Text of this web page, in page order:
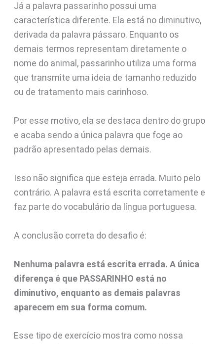
Já a palavra passarinho possui uma
característica diferente. Ela está no diminutivo,
derivada da palavra pássaro. Enquanto os
demais termos representam diretamente o
nome do animal, passarinho utiliza uma forma
que transmite uma ideia de tamanho reduzido
ou de tratamento mais carinhoso.
Por esse motivo, ela se destaca dentro do grupo
e acaba sendo a única palavra que foge ao
padrão apresentado pelas demais.
Isso não significa que esteja errada. Muito pelo
contrário. A palavra está escrita corretamente e
faz parte do vocabulário da língua portuguesa.
A conclusão correta do desafio é:
Nenhuma palavra está escrita errada. A única
diferença é que PASSARINHO está no
diminutivo, enquanto as demais palavras
aparecem em sua forma comum.
Esse tipo de exercício mostra como nossa